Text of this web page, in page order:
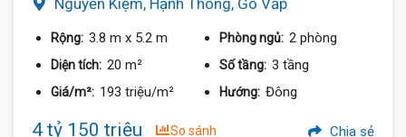
Nguyễn Kiệm, Hạnh Thông, Gò Vấp
Rộng: 3.8 m x 5.2 m Phòng ngủ: 2 phòng
Diện tích: 20 m² Số tầng: 3 tầng
Giá/m²: 193 triệu/m² Hướng: Đông
4 tỷ 150 triệu So sánh Chia sẻ